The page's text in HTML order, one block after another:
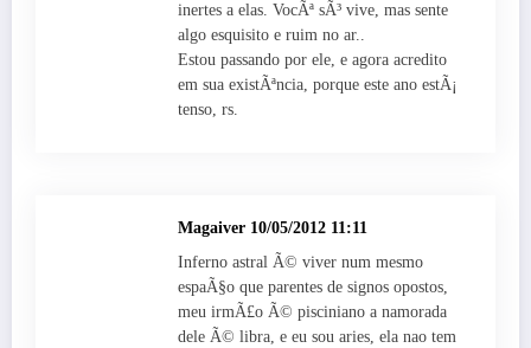
inertes a elas. VocÃª sÃ³ vive, mas sente
algo esquisito e ruim no ar..
Estou passando por ele, e agora acredito
em sua existÃªncia, porque este ano estÃ¡
tenso, rs.
Magaiver 10/05/2012 11:11
Inferno astral Ã© viver num mesmo
espaÃ§o que parentes de signos opostos,
meu irmÃ£o Ã© pisciniano a namorada
dele Ã© libra, e eu sou aries, ela nao tem